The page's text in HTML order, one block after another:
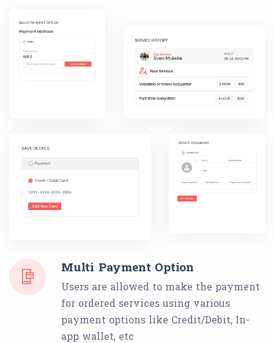
Multi Payment Option
Users are allowed to make the payment
for ordered services using various
payment options like Credit/Debit, In-
app wallet, etc